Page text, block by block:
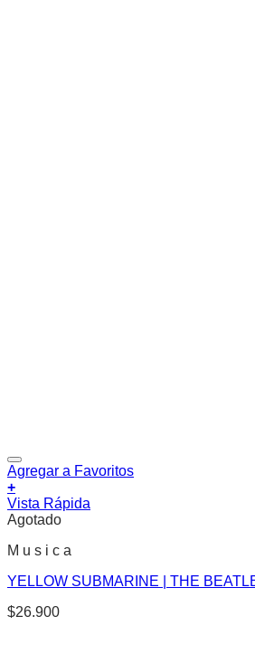
Agregar a Favoritos
+
Vista Rápida
Agotado
M u s i c a
YELLOW SUBMARINE | THE
$26.900